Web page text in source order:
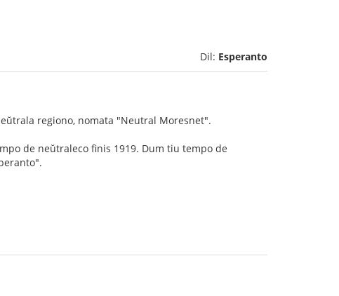
Dil: Esperanto
regiono, nomata "Neutral Moresnet".
de neŭtraleco finis 1919. Dum tiu tempo de